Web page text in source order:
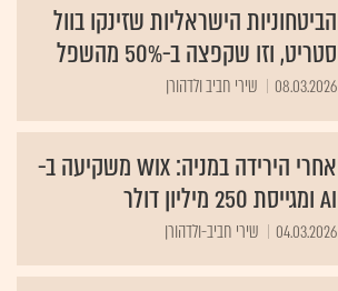
הביטחוניות הישראליות שזינקו בוול
סטריט, וזו שקפצה ב-50% מהשפל
08.03.2026 שירי חביב ולדהורן
אחרי הירידה במניה: Wix משקיעה ב-
AI ומגייסת 250 מיליון דולר
04.03.2026 שירי חביב-ולדהורן